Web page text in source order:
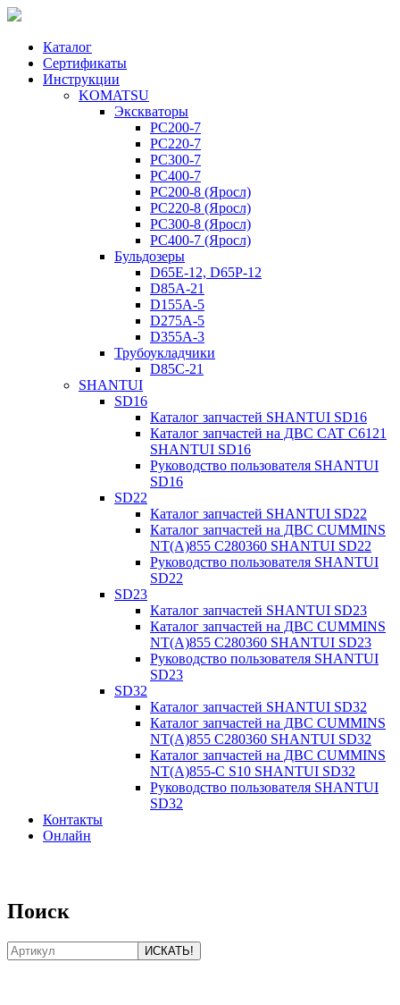
Каталог
Сертификаты
Инструкции
KOMATSU
Экскваторы
PC200-7
PC220-7
PC300-7
PC400-7
PC200-8 (Яросл)
PC220-8 (Яросл)
PC300-8 (Яросл)
PC400-7 (Яросл)
Бульдозеры
D65E-12, D65P-12
D85A-21
D155A-5
D275A-5
D355A-3
Трубоукладчики
D85C-21
SHANTUI
SD16
Каталог запчастей SHANTUI SD16
Каталог запчастей на ДВС CAT C6121
SHANTUI SD16
Руководство пользователя SHANTUI
SD16
SD22
Каталог запчастей SHANTUI SD22
Каталог запчастей на ДВС CUMMINS
NT(A)855 C280360 SHANTUI SD22
Руководство пользователя SHANTUI
SD22
SD23
Каталог запчастей SHANTUI SD23
Каталог запчастей на ДВС CUMMINS
NT(A)855 C280360 SHANTUI SD23
Руководство пользователя SHANTUI
SD23
SD32
Каталог запчастей SHANTUI SD32
Каталог запчастей на ДВС CUMMINS
NT(A)855 C280360 SHANTUI SD32
Каталог запчастей на ДВС CUMMINS
NT(A)855-C S10 SHANTUI SD32
Руководство пользователя SHANTUI
SD32
Контакты
Онлайн
Поиск